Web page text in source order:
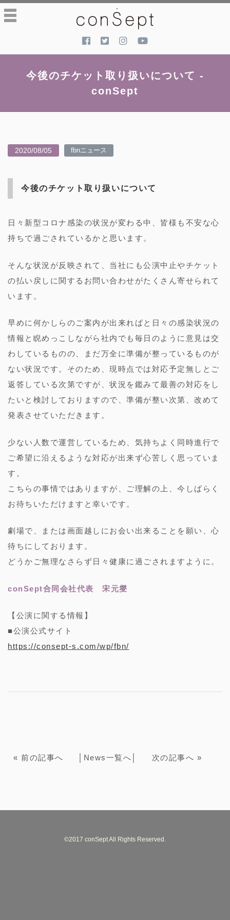
toggle
navigation
今後のチケット取り扱いについて -
conSept
2020/08/05 fbnニュース
今後のチケット取り扱いについて
日々新型コロナ感染の状況が変わる中、皆様も不安な心
持ちで過ごされているかと思います。
そんな状況が反映されて、当社にも公演中止やチケット
の払い戻しに関するお問い合わせがたくさん寄せられて
います。
早めに何かしらのご案内が出来ればと日々の感染状況の
情報と睨めっこしながら社内でも毎日のように意見は交
わしているものの、まだ万全に準備が整っているものが
ない状況です。そのため、現時点では対応予定無しとご
返答している次第ですが、状況を鑑みて最善の対応をし
たいと検討しておりますので、準備が整い次第、改めて
発表させていただきます。
少ない人数で運営しているため、気持ちよく同時進行で
ご希望に沿えるような対応が出来ず心苦しく思っていま
す。
こちらの事情ではありますが、ご理解の上、今しばらく
お待ちいただけますと幸いです。
劇場で、または画面越しにお会い出来ることを願い、心
待ちにしております。
どうかご無理なさらず日々健康に過ごされますように。
conSept合同会社代表 宋元燮
【公演に関する情報】
■公演公式サイト
https://consept-s.com/wp/fbn/
« 前の記事へ News一覧へ 次の記事へ »
©2017 conSept All Rights Reserved.